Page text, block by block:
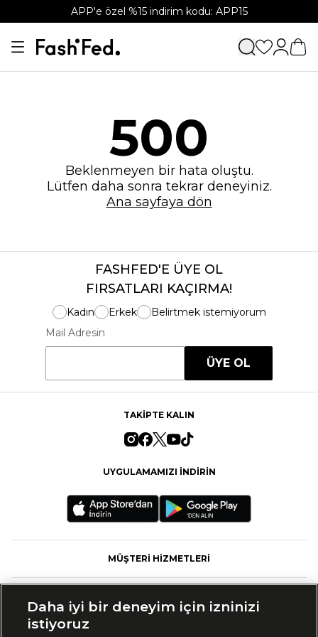
APP'e özel %15 indirim kodu: APP15
500
Beklenmeyen bir hata oluştu.
Lütfen daha sonra tekrar deneyiniz.
Ana sayfaya dön
FASHFED'E ÜYE OL
FIRSATLARI KAÇIRMA!
Kadın Erkek
Belirtmek istemiyorum
Mail Adresin
ÜYE OL
TAKİPTE KALIN
UYGULAMAMIZI İNDİRİN
MÜŞTERİ HİZMETLERİ
Daha iyi bir deneyim için izninizi
istiyoruz